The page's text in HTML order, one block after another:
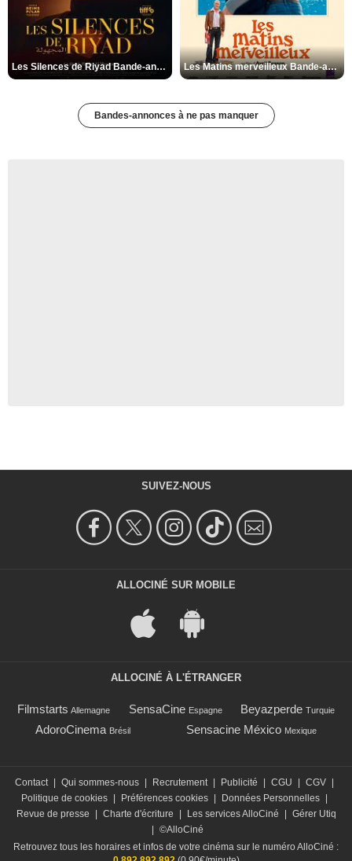
Les Silences de Riyad Bande-annonce VO STFR Les Matins merveilleux Bande-annonce VF
Bandes-annonces à ne pas manquer
SUIVEZ-NOUS
ALLOCINÉ SUR MOBILE
ALLOCINÉ À L'ÉTRANGER
Filmstarts Allemagne SensaCine Espagne Beyazperde Turquie
AdoroCinema Brésil Sensacine México Mexique
Contact | Qui sommes-nous | Recrutement | Publicité | CGU | CGV |
Politique de cookies | Préférences cookies | Données Personnelles |
Revue de presse
| Charte d'écriture | Les services AlloCiné | Gérer Utiq
| ©AlloCiné
Retrouvez tous les horaires et infos de votre cinéma sur le numéro AlloCiné :